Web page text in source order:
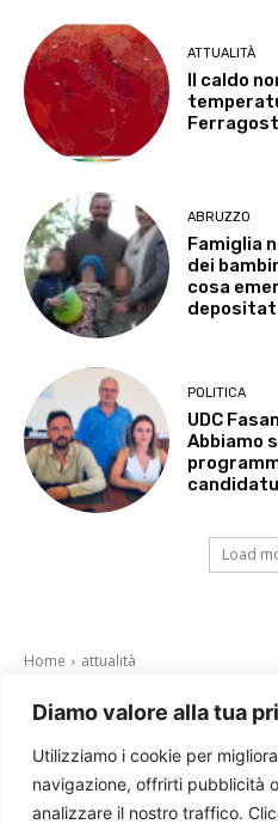
Diamo valore alla tua
Utilizziamo i cookie per
navigazione, offrirti pubblicità
analizzare il nostro traffico.
ATTUALITÀ
Il caldo
ABRUZZO
Famiglia
dei
cosa
POLITICA
UDC
Abbiamo
Load